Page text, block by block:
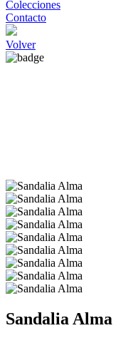
Colecciones
Contacto
Volver
Sandalia Alma